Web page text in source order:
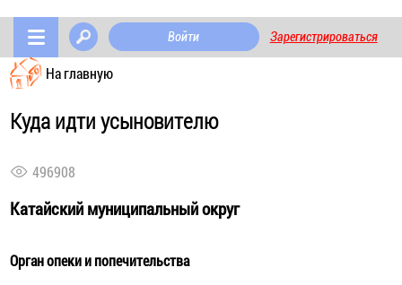
Войти Зарегистрироваться
На главную
Куда идти усыновителю
496908
Катайский муниципальный округ
Орган опеки и попечительства